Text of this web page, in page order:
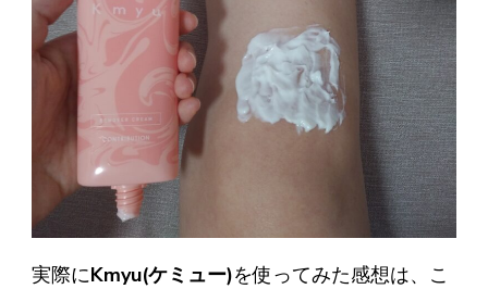
実際にKmyu(ケミュー)を使ってみた感想は、こ